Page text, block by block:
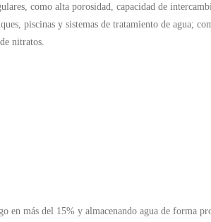
como alta porosidad, capacidad de
piscinas y sistemas de tratamiento de agua;
nitratos.
más del 15% y almacenando agua de forma